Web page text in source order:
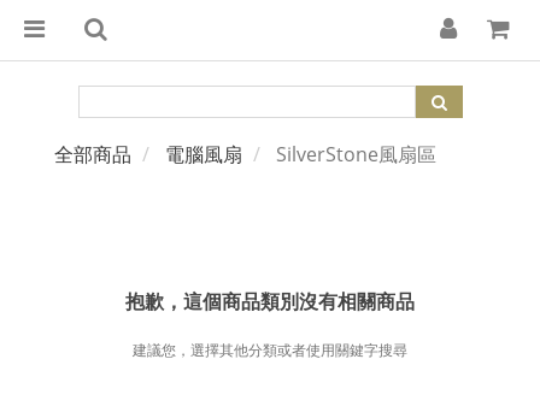
全部商品 電腦風扇 SilverStone風扇區
抱歉，這個商品類別沒有相關商品
建議您，選擇其他分類或者使用關鍵字搜尋